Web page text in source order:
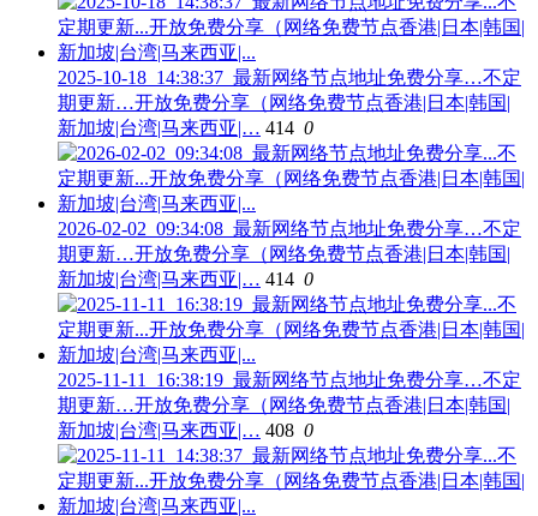
2025-10-18_14:38:37_最新网络节点地址免费分享…不定
期更新…开放免费分享（网络免费节点香港|日本|韩国|
新加坡|台湾|马来西亚|… 414 0
2026-02-02_09:34:08_最新网络节点地址免费分享…不定
期更新…开放免费分享（网络免费节点香港|日本|韩国|
新加坡|台湾|马来西亚|… 414 0
2025-11-11_16:38:19_最新网络节点地址免费分享…不定
期更新…开放免费分享（网络免费节点香港|日本|韩国|
新加坡|台湾|马来西亚|… 408 0